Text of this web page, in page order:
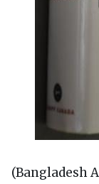
(Bangladesh